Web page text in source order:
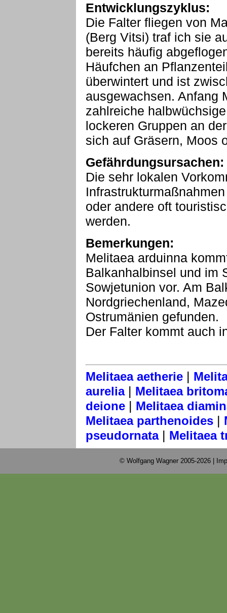
Entwicklungszyklus:
Die Falter fliegen von
(Berg Vitsi) traf ich sie
bereits häufig
Häufchen an
überwintert und ist
ausgewachsen. Anfang
zahlreiche
lockeren Gruppen an
sich auf Gräsern, Moos
Gefährdungsursachen:
Die sehr lokalen
oder andere oft
werden.
Bemerkungen:
Melitaea arduinna
Balkanhalbinsel und im
Sowjetunion vor. Am
Nordgriechenland,
Ostrumänien gefunden.
Der Falter kommt auch
Melitaea aetherie |
aurelia| Melitaea
deione | Melitaea
Melitaea parthenoides |
pseudornata| Melitaea
© Wolfgang Wagner 2005-2026 |